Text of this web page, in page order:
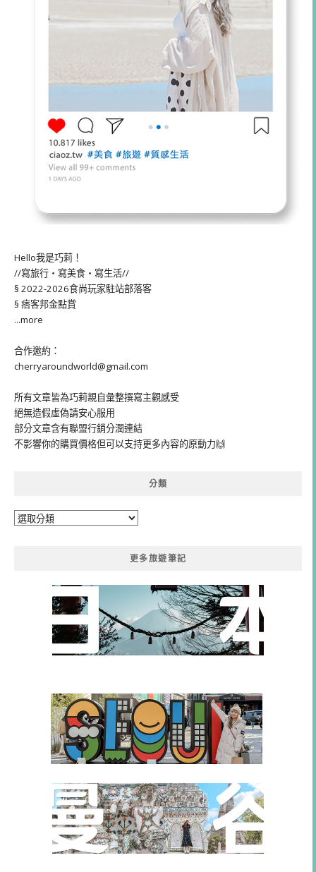
Hello我是巧莉！
//寫旅行・寫美食・寫生活//
§ 2022-2026食尚玩家駐站部落客
§ 痞客邦金點賞
...more
合作邀約：
cherryaroundworld@gmail.com
所有文章皆為巧莉親自彙整撰寫主觀感受
絕無造假虛偽請安心服用
部分文章含有聯盟行銷分潤連結
不影響你的購買價格但可以支持更多內容的原動力🙌
分類
分
更多旅遊筆記